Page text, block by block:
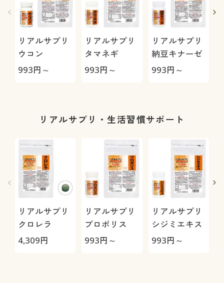
リアルサプリ
ウコン
993円～
リアルサプリ
タマネギ
993円～
リアルサプリ
納豆キナーゼ
993円～
リアルサプリ・生活習慣サポート
リアルサプリ
クロレラ
4,309円
リアルサプリ
プロポリス
993円～
リアルサプリ
シジミエキス
993円～